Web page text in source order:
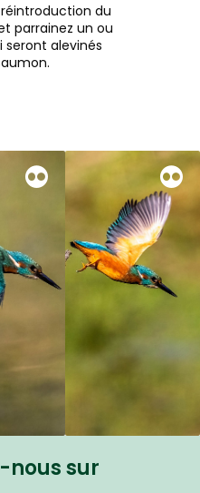
du
parrainez un ou
seront alevinés
nous sur